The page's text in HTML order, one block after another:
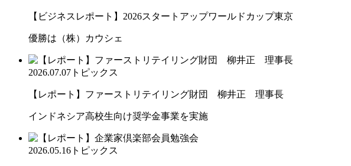
【ビジネスレポート】2026スタートアップワールドカップ東京
優勝は（株）カウシェ
2026.07.07 トピックス
【レポート】ファーストリテイリング財団 柳井正 理事長
インドネシア高校生向け奨学金事業を実施
2026.05.16 トピックス